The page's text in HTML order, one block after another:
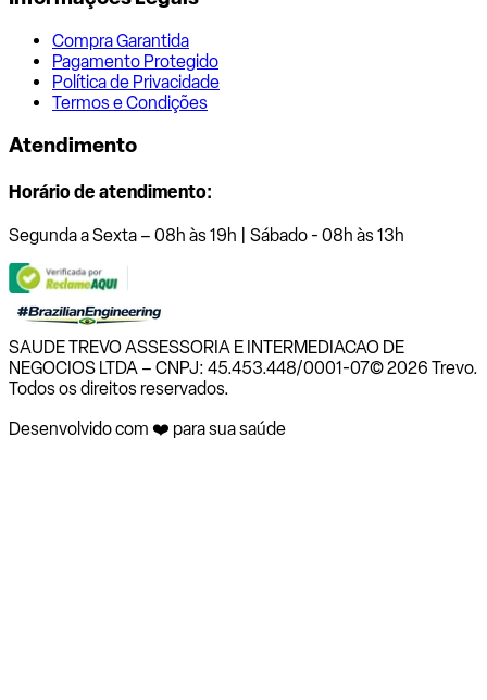
Compra Garantida
Pagamento Protegido
Política de Privacidade
Termos e Condições
Atendimento
Horário de atendimento:
Segunda a Sexta – 08h às 19h | Sábado - 08h às 13h
SAUDE TREVO ASSESSORIA E INTERMEDIACAO DE
NEGOCIOS LTDA – CNPJ: 45.453.448/0001-07© 2026 Trevo.
Todos os direitos reservados.
Desenvolvido com ❤️ para sua saúde